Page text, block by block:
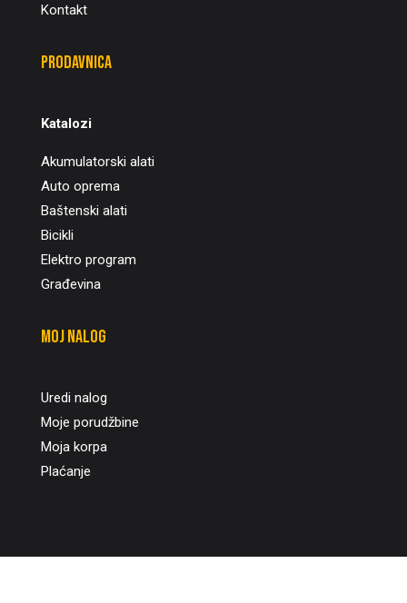
Kontakt
Prodavnica
Katalozi
Akumulatorski alati
Auto oprema
Baštenski alati
Bicikli
Elektro program
Građevina
Moj nalog
Uredi nalog
Moje porudžbine
Moja korpa
Plaćanje